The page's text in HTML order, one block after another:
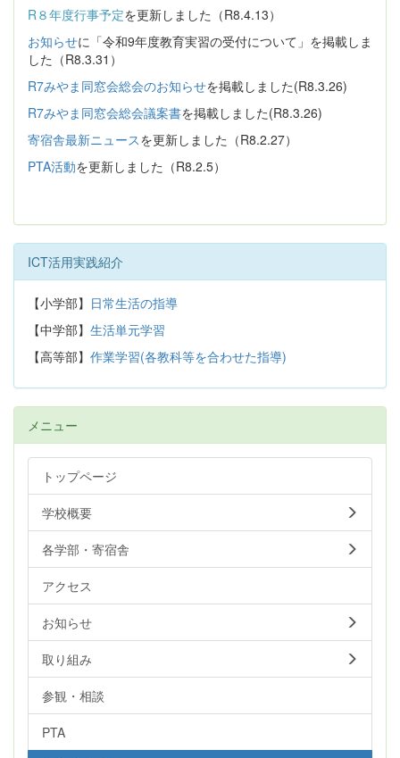
R８年度行事予定を更新しました（R8.4.13）
お知らせに「令和9年度教育実習の受付について」を掲載しま
した（R8.3.31）
R7みやま同窓会総会のお知らせを掲載しました(R8.3.26)
R7みやま同窓会総会議案書を掲載しました(R8.3.26)
寄宿舎最新ニュースを更新しました（R8.2.27）
PTA活動を更新しました（R8.2.5）
ICT活用実践紹介
【小学部】 日常生活の指導
【中学部】 生活単元学習
【高等部】 作業学習(各教科等を合わせた指導)
メニュー
トップページ
学校概要
各学部・寄宿舎
アクセス
お知らせ
取り組み
参観・相談
PTA